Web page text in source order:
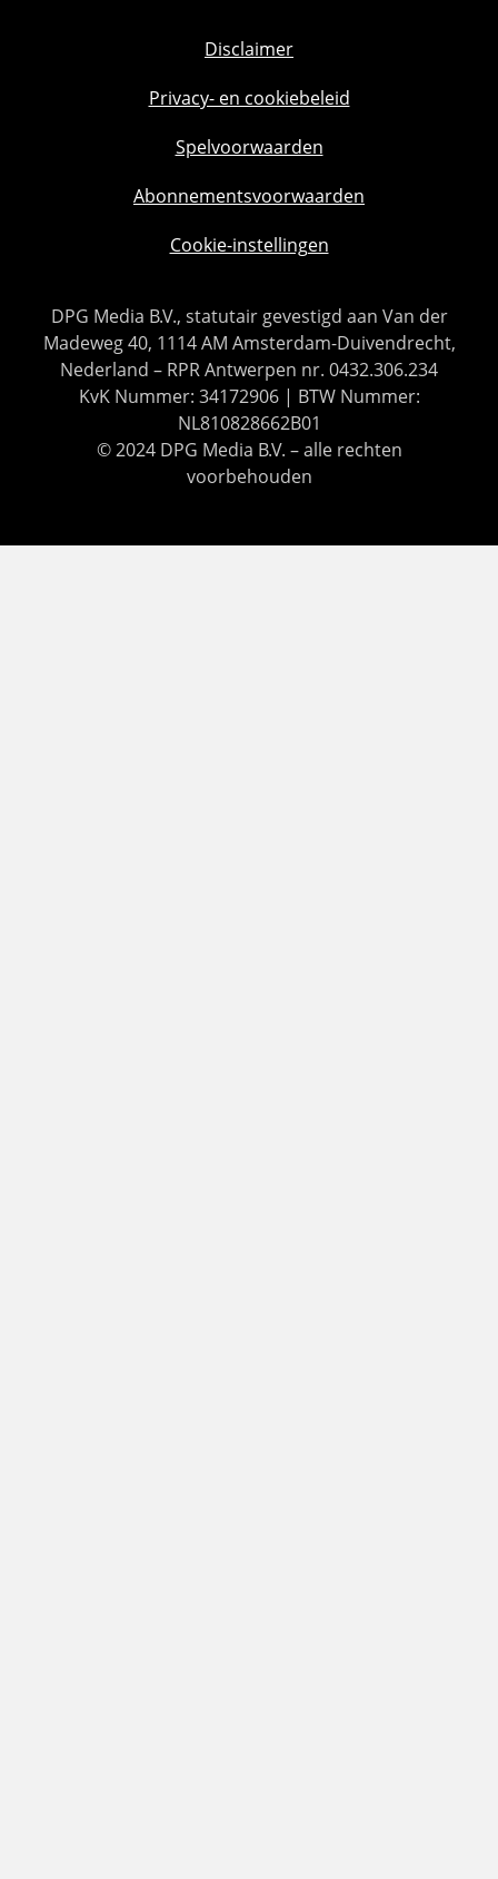
Disclaimer
Privacy- en cookiebeleid
Spelvoorwaarden
Abonnementsvoorwaarden
Cookie-instellingen
DPG Media B.V., statutair gevestigd aan Van der
Madeweg 40, 1114 AM Amsterdam-Duivendrecht,
Nederland – RPR Antwerpen nr. 0432.306.234
KvK Nummer: 34172906 | BTW Nummer:
NL810828662B01
© 2024 DPG Media B.V. – alle rechten
voorbehouden